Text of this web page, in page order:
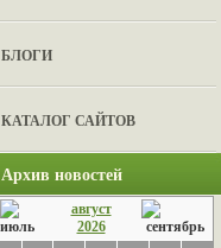
БЛОГИ
КАТАЛОГ САЙТОВ
Архив новостей
август
2026